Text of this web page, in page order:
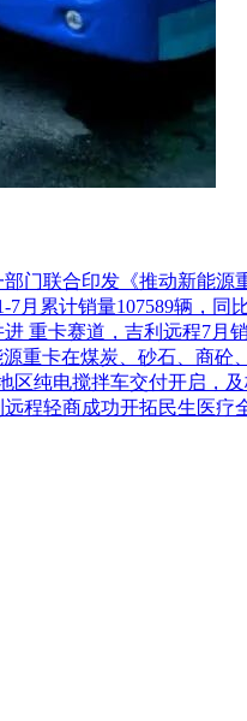
门联合印发《推动新能源
月累计销量107589辆，同
重卡赛道，吉利远程7月
重卡在煤炭、砂石、商砼
纯电搅拌车交付开启，
程轻商成功开拓民生医疗